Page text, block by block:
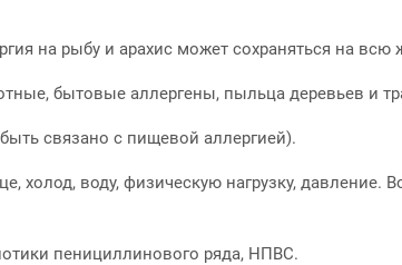
на рыбу и арахис может сохраняться на всю
бытовые аллергены, пыльца деревьев и
связано с пищевой аллергией).
воду, физическую нагрузку, давление.
пенициллинового ряда, НПВС.